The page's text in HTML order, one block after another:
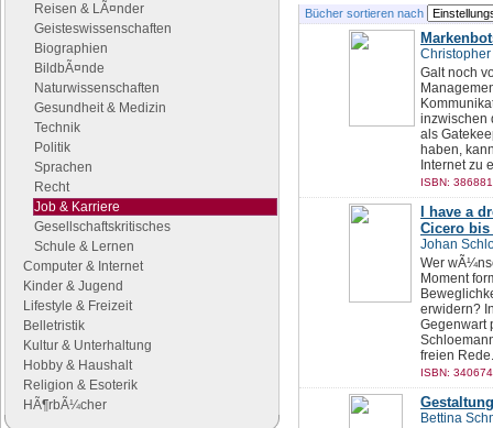
Reisen & LÃ¤nder
Geisteswissenschaften
Biographien
BildbÃ¤nde
Naturwissenschaften
Gesundheit & Medizin
Technik
Politik
Sprachen
Recht
Job & Karriere
Gesellschaftskritisches
Schule & Lernen
Computer & Internet
Kinder & Jugend
Lifestyle & Freizeit
Belletristik
Kultur & Unterhaltung
Hobby & Haushalt
Religion & Esoterik
HÃ¶rbÃ¼cher
Bücher sortieren nach
Galt noch
inzwischen
als
haben,
Internet zu
ISBN:
I have a
Cicero bis
Johan
Wer
Moment
erwidern?
Gegenwart
freien Rede.
ISBN:
Bettina